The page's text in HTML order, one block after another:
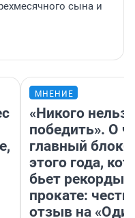
сына и
МНЕНИЕ
«Никого нельзя
победить». О
главный
этого года,
бьет рекорды в
прокате:
отзыв на